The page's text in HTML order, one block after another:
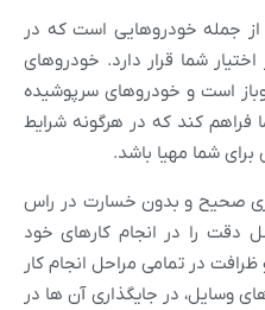
از جمله خودروهایی است که در
شما قرار دارد. خودروهای
است و خودروهای سرپوشیده
فراهم کند که در هرگونه شرایط
شما مهیا باشد.
صحیح و بدون خسارت در راس
دقت را در انجام کارهای خود
در تمامی مراحل انجام کار
وسایل، در جایگذاری آن ها در